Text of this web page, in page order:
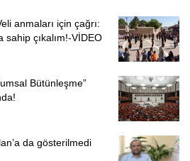
anmaları için çağrı:
sahip çıkalım!-VİDEO
Bütünleşme”
da gösterilmedi